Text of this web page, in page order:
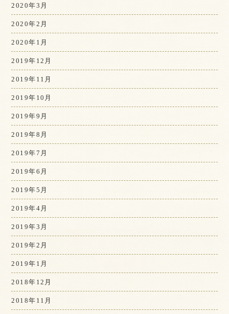
2020年3月
2020年2月
2020年1月
2019年12月
2019年11月
2019年10月
2019年9月
2019年8月
2019年7月
2019年6月
2019年5月
2019年4月
2019年3月
2019年2月
2019年1月
2018年12月
2018年11月